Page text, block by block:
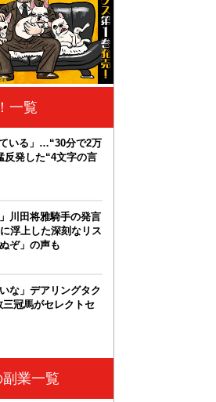
一覧
いる」…“30分で2万
反発した“4文字の言
川田将雅騎手の発言
浮上した深刻なリス
ぞ」の声も
な」デアリングタク
冠馬がセレクトセ
業一覧